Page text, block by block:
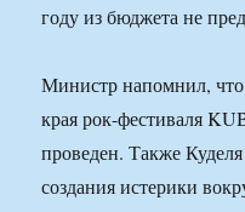
году из бюджета не
Министр напомнил, что
края рок-фестиваля
проведен. Также
создания истерики